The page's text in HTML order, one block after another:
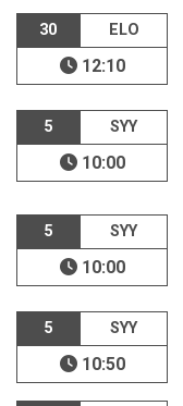
30 ELO
12:10
5 SYY
10:00
5 SYY
10:00
5 SYY
10:50